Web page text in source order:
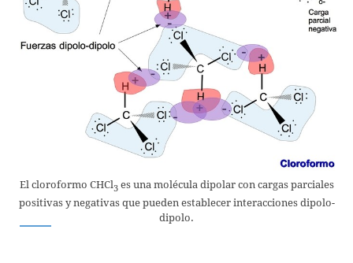
El cloroformo CHCl3es una molécula dipolar con cargas parciales
positivas y negativas que pueden establecer interacciones dipolo-
dipolo.